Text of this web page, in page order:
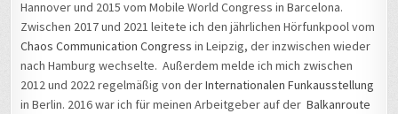
Hannover und 2015 vom Mobile World Congress in Barcelona.
Zwischen 2017 und 2021 leitete ich den jährlichen Hörfunkpool vom
Chaos Communication Congress in Leipzig, der inzwischen wieder
nach Hamburg wechselte. Außerdem melde ich mich zwischen
2012 und 2022 regelmäßig von derInternationalen Funkausstellung
in Berlin. 2016 war ich für meinen Arbeitgeber auf derBalkanroute